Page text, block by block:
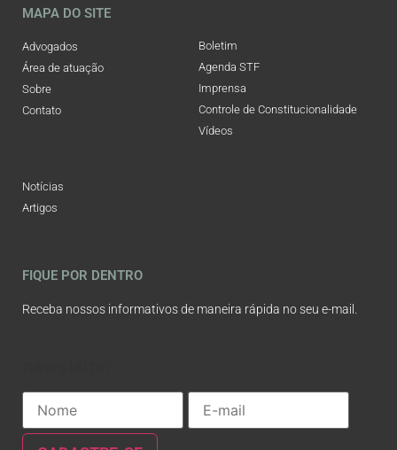
MAPA DO SITE
Advogados
Área de atuação
Sobre
Contato
Boletim
Agenda STF
Imprensa
Controle de Constitucionalidade
Vídeos
Notícias
Artigos
FIQUE POR DENTRO
Receba nossos informativos de maneira rápida no seu e-mail.